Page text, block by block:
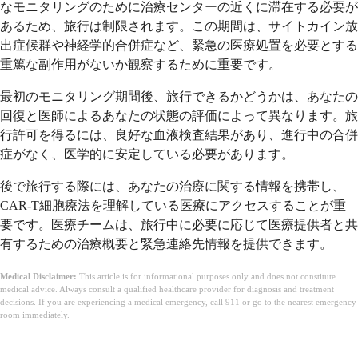
なモニタリングのために治療センターの近くに滞在する必要が
あるため、旅行は制限されます。この期間は、サイトカイン放
出症候群や神経学的合併症など、緊急の医療処置を必要とする
重篤な副作用がないか観察するために重要です。
最初のモニタリング期間後、旅行できるかどうかは、あなたの
回復と医師によるあなたの状態の評価によって異なります。旅
行許可を得るには、良好な血液検査結果があり、進行中の合併
症がなく、医学的に安定している必要があります。
後で旅行する際には、あなたの治療に関する情報を携帯し、
CAR-T細胞療法を理解している医療にアクセスすることが重
要です。医療チームは、旅行中に必要に応じて医療提供者と共
有するための治療概要と緊急連絡先情報を提供できます。
Medical Disclaimer: This article is for informational purposes only and does not constitute
medical advice. Always consult a qualified healthcare provider for diagnosis and treatment
decisions. If you are experiencing a medical emergency, call 911 or go to the nearest emergency
room immediately.